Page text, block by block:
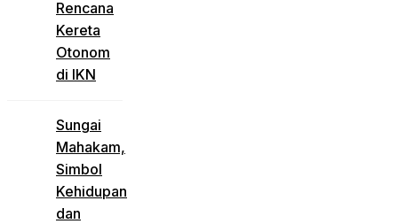
Rencana
Kereta
Otonom
di IKN
Sungai
Mahakam,
Simbol
Kehidupan
dan